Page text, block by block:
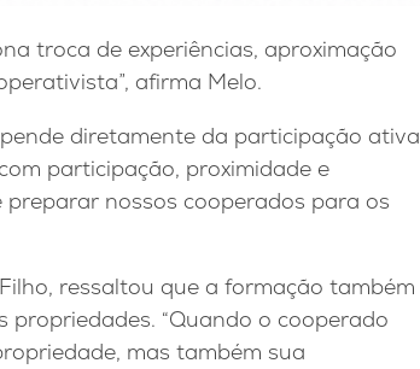
troca de experiências, aproximação
afirma Melo.
diretamente da participação ativa
participação, proximidade e
nossos cooperados para os
ressaltou que a formação também
“Quando o cooperado
mas também sua